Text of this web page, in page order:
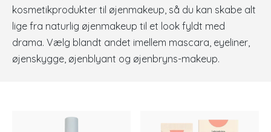
kosmetikprodukter til øjenmakeup, så du kan skabe alt
lige fra naturlig øjenmakeup til et look fyldt med
drama. Vælg blandt andet imellem mascara, eyeliner,
øjenskygge, øjenblyant og øjenbryns-makeup.